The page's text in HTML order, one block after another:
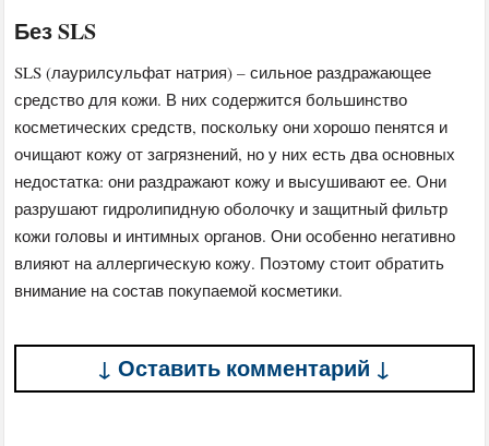
Без SLS
SLS (лаурилсульфат натрия) – сильное раздражающее
средство для кожи. В них содержится большинство
косметических средств, поскольку они хорошо пенятся и
очищают кожу от загрязнений, но у них есть два основных
недостатка: они раздражают кожу и высушивают ее. Они
разрушают гидролипидную оболочку и защитный фильтр
кожи головы и интимных органов. Они особенно негативно
влияют на аллергическую кожу. Поэтому стоит обратить
внимание на состав покупаемой косметики.
↓ Оставить комментарий ↓